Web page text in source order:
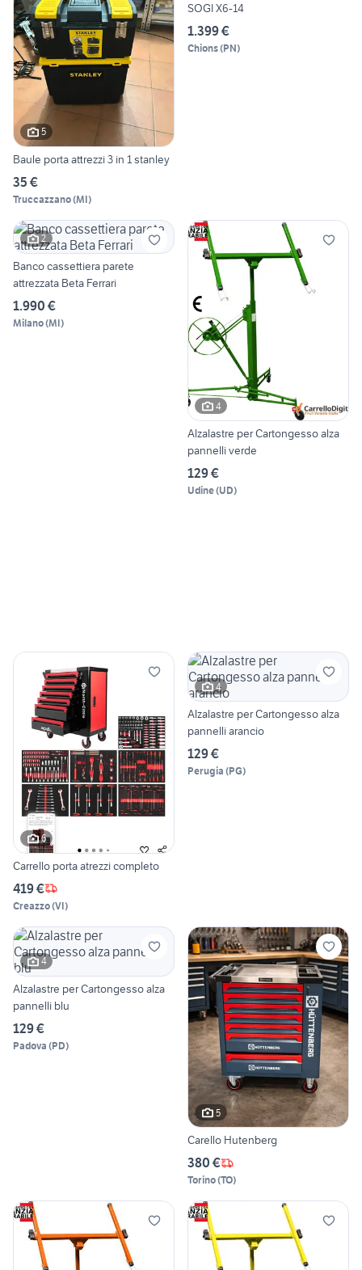
5
Baule porta attrezzi 3 in 1 stanley
35 €
Truccazzano(MI)
SOGI X6-14
1.399 €
Chions(PN)
2
Banco cassettiera parete
attrezzata Beta Ferrari
1.990 €
Milano(MI)
4
Alzalastre per Cartongesso alza
pannelli verde
129 €
Udine(UD)
6
Carrello porta atrezzi completo
419 €
Creazzo(VI)
4
Alzalastre per Cartongesso alza
pannelli arancio
129 €
Perugia (PG)
4
Alzalastre per Cartongesso alza
pannelli blu
129 €
Padova (PD)
5
Carello Hutenberg
380 €
Torino(TO)